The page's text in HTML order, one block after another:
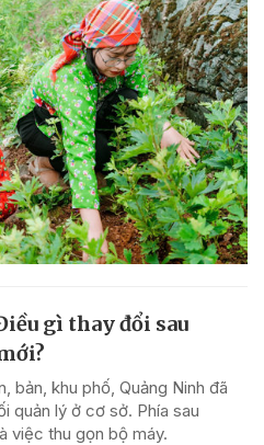
gì thay đổi sau
bản, khu phố, Quảng Ninh đã
quản lý ở cơ sở. Phía sau
việc thu gọn bộ máy.